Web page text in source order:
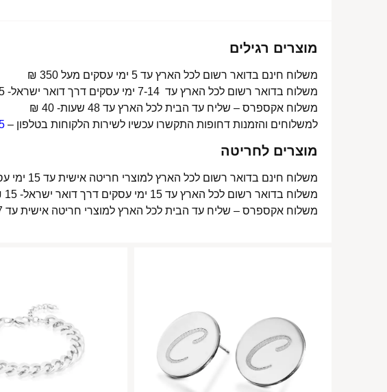
מוצרים רגילים
משלוח חינם בדואר רשום לכל הארץ עד 5 ימי עסקים מעל 350 ₪
משלוח בדואר רשום לכל הארץ עד 7-14 ימי עסקים דרך דואר ישראל- 15 ₪
משלוח אקספרס – שליח עד הבית לכל הארץ עד 48 שעות- 40 ₪
למשלוחים והזמנות דחופות התקשרו עכשיו לשירות הלקוחות בטלפון –
מוצרים לחריטה
משלוח חינם בדואר רשום לכל הארץ למוצרי חריטה אישית עד 15 ימי עסקים מעל 350 ₪
משלוח בדואר רשום לכל הארץ עד 15 ימי עסקים דרך דואר ישראל- 15 ₪
משלוח אקספרס – שליח עד הבית לכל הארץ למוצרי חריטה אישית עד 7 ימי עסקים- 40 ₪